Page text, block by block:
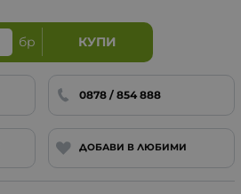
бр КУПИ
0878 / 854 888
ДОБАВИ В ЛЮБИМИ